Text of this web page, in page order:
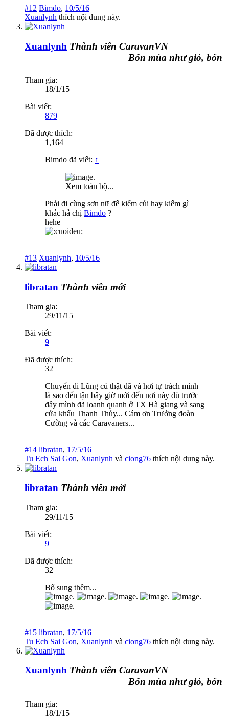
#12 Bimdo, 10/5/16
Xuanlynh thích nội dung này.
Xuanlynh Thành viên CaravanVN
Bốn mùa như gió, bốn
Tham gia:
18/1/15
Bài viết:
879
Đã được thích:
1,164
Bimdo đã viết: ↑
Xem toàn bộ...
Phải đi cùng sơn nữ để kiếm củi hay kiếm gì
khác hả chị Bimdo ?
hehe
#13 Xuanlynh, 10/5/16
libratan Thành viên mới
Tham gia:
29/11/15
Bài viết:
9
Đã được thích:
32
Chuyến đi Lũng cú thật đã và hơi tự trách mình
là sao đến tận bây giờ mới đến nơi này dù trước
đây mình đã loanh quanh ở TX Hà giang và sang
cửa khẩu Thanh Thủy... Cám ơn Trưởng đoàn
Cường và các Caravaners...
#14 libratan, 17/5/16
Tu Ech Sai Gon, Xuanlynh và ciong76 thích nội dung này.
libratan Thành viên mới
Tham gia:
29/11/15
Bài viết:
9
Đã được thích:
32
Bổ sung thêm...
#15 libratan, 17/5/16
Tu Ech Sai Gon, Xuanlynh và ciong76 thích nội dung này.
Xuanlynh Thành viên CaravanVN
Bốn mùa như gió, bốn
Tham gia:
18/1/15